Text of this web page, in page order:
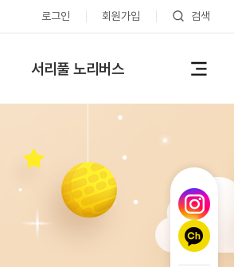
로그인 회원가입 검색
서리풀 노리버스